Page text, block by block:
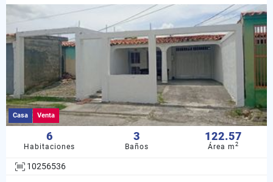
Casa Venta
6
Habitaciones
3
Baños
122.57
Área m2
10256536